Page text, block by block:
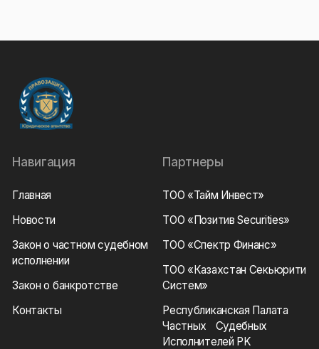
Навигация
Главная
Новости
Закон о частном судебном
исполнении
Закон о банкротстве
Контакты
Партнеры
ТОО «Тайм Инвест»
ТОО «Позитив Securities»
ТОО «Спектр Финанс»
ТОО «Казахстан Секьюрити
Систем»
Республиканская Палата
Частных Судебных
Исполнителей РK